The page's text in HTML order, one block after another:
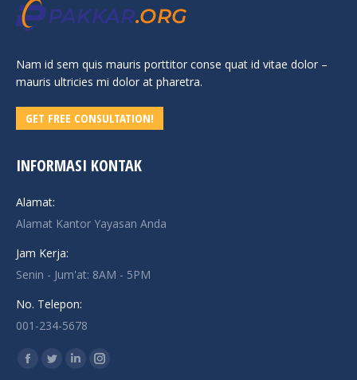
Nam id sem quis mauris porttitor conse quat id vitae dolor –
mauris ultricies mi dolor at pharetra.
GET FREE CONSULTATION!
INFORMASI KONTAK
Alamat:
Alamat Kantor Yayasan Anda
Jam Kerja:
Senin - Jum'at: 8AM - 5PM
No. Telepon:
001-234-5678
Find us on:
Facebook
TwitterLinkedinInstagram